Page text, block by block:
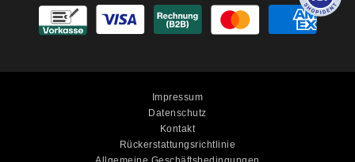
Impressum
Datenschutz
Kontakt
Rückerstattungsrichtlinie